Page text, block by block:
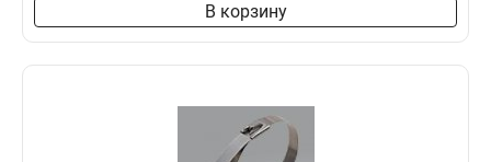
В корзину